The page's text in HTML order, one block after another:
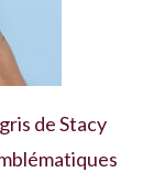
de Stacy